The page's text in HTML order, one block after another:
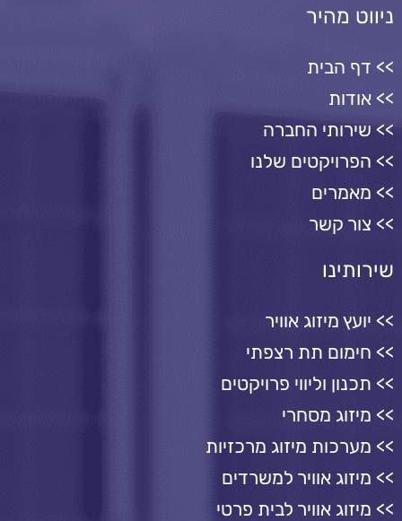
ניווט מהיר
דף הבית
אודות
שירותי החברה
הפרויקטים שלנו
מאמרים
צור קשר
שירותינו
יועץ מיזוג אוויר
חימום תת רצפתי
תכנון וליווי פרויקטים
מיזוג מסחרי
מערכות מיזוג מרכזיות
מיזוג אוויר למשרדים
מיזוג אוויר לבית פרטי